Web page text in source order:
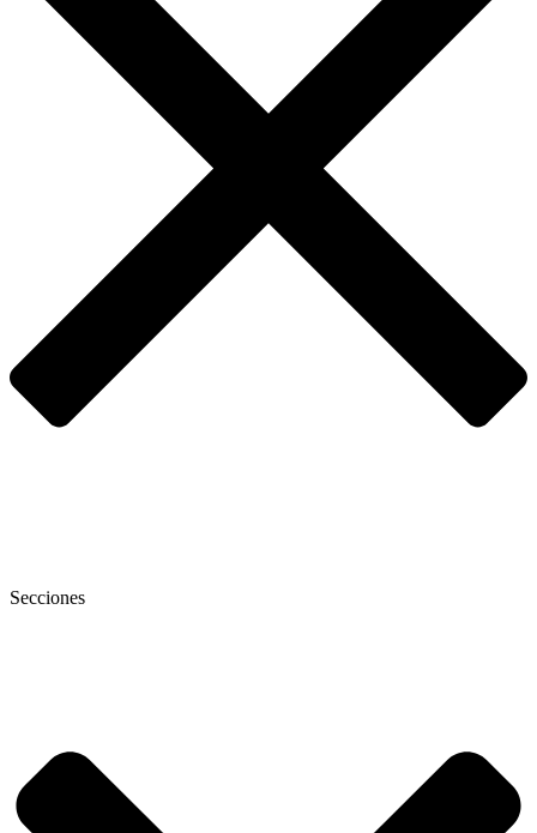
Secciones